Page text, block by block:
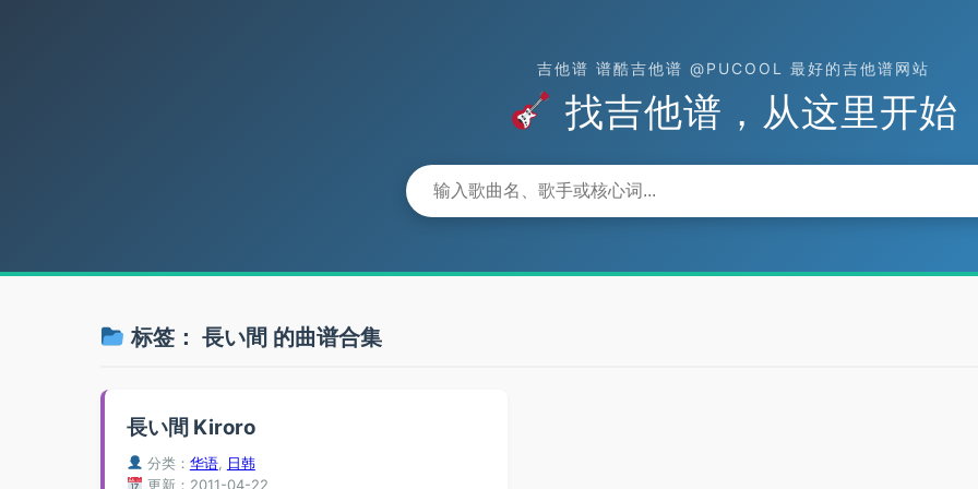
吉他谱 谱酷吉他谱 @PUCOOL 最好的吉他谱网站
找吉他谱，从这里开始
标签： 長い間 的曲谱合集
長い間 Kiroro
分类： 华语,
日韩
更新：2011-04-22